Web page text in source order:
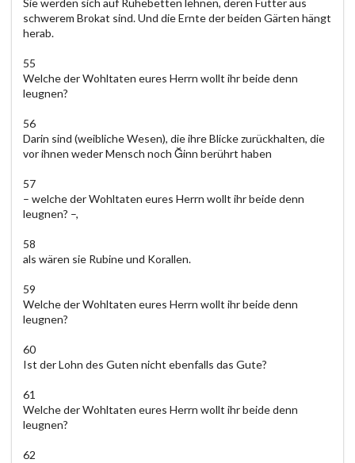
Sie werden sich auf Ruhebetten lehnen, deren Futter aus
schwerem Brokat sind. Und die Ernte der beiden Gärten hängt
herab.
55
Welche der Wohltaten eures Herrn wollt ihr beide denn
leugnen?
56
Darin sind (weibliche Wesen), die ihre Blicke zurückhalten, die
vor ihnen weder Mensch noch Ğinn berührt haben
57
– welche der Wohltaten eures Herrn wollt ihr beide denn
leugnen? –,
58
als wären sie Rubine und Korallen.
59
Welche der Wohltaten eures Herrn wollt ihr beide denn
leugnen?
60
Ist der Lohn des Guten nicht ebenfalls das Gute?
61
Welche der Wohltaten eures Herrn wollt ihr beide denn
leugnen?
62